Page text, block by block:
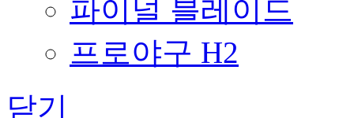
파이널 블레이드
프로야구 H2
닫기